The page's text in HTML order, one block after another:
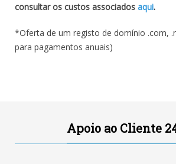
consultar os custos associados aqui.
*Oferta de um registo de domínio .com,
para pagamentos anuais)
Apoio ao Cliente